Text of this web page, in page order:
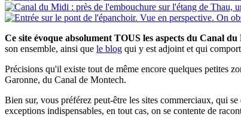
Ce site évoque absolument TOUS les aspects du Canal
son ensemble, ainsi que le blog qui y est adjoint et qui
Précisions qu'il existe tout de même encore quelques petites
Garonne, du Canal de Montech.
Bien sur, vous préférez peut-être les sites commerciaux, qui
exceptions indispensables, en tout cas, on se contente de